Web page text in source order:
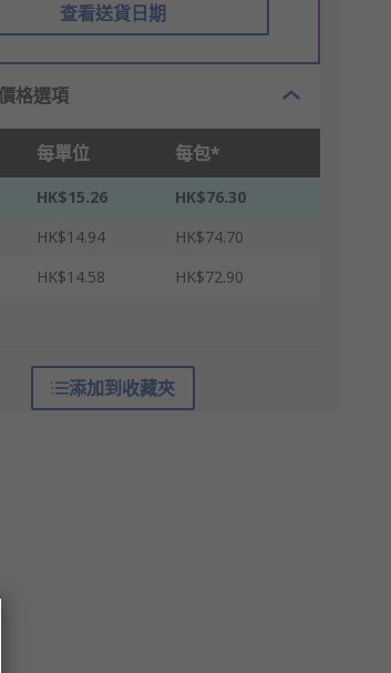
查看送貨日期
格選項
每單位 每包*
HK$15.26
HK$76.30
HK$14.94
HK$74.70
HK$14.58 HK$72.90
添加到收藏夾